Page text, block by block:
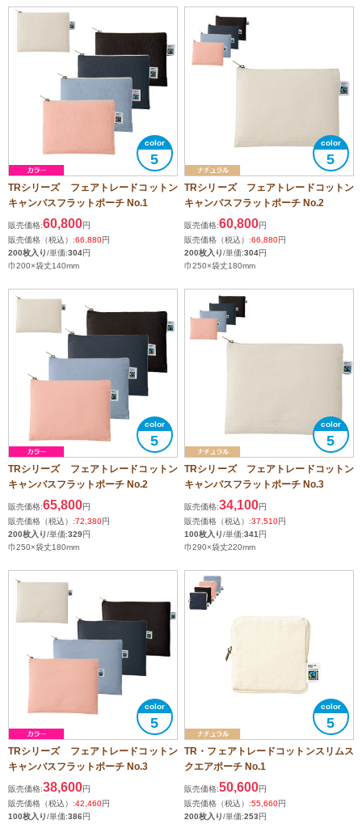
5
TRシリーズ フェアトレードコットン
キャンバスフラットポーチ No.1
販売価格:60,800円
販売価格（税込）:66,880円
200枚入り/単価:304円
巾200×袋丈140mm
5
TRシリーズ フェアトレードコットン
キャンバスフラットポーチ No.2
販売価格:60,800円
販売価格（税込）:66,880円
200枚入り/単価:304円
巾250×袋丈180mm
5
TRシリーズ フェアトレードコットン
キャンバスフラットポーチ No.2
販売価格:65,800円
販売価格（税込）:72,380円
200枚入り/単価:329円
巾250×袋丈180mm
5
TRシリーズ フェアトレードコットン
キャンバスフラットポーチ No.3
販売価格:34,100円
販売価格（税込）:37,510円
100枚入り/単価:341円
巾290×袋丈220mm
5
TRシリーズ フェアトレードコットン
キャンバスフラットポーチ No.3
販売価格:38,600円
販売価格（税込）:42,460円
100枚入り/単価:386円
5
TR・フェアトレードコットンスリムス
クエアポーチ No.1
販売価格:50,600円
販売価格（税込）:55,660円
200枚入り/単価:253円